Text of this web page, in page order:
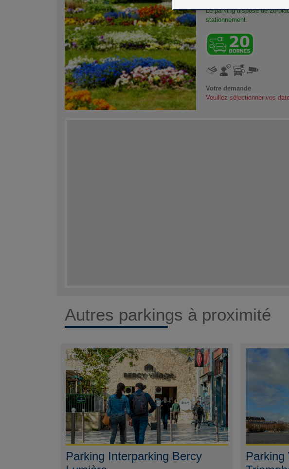
Le parking dispose de 20
stationnement.
Votre demande
Veuillez sélectionner vos
Autres parkings à proximité
Parking Interparking Bercy
Parking